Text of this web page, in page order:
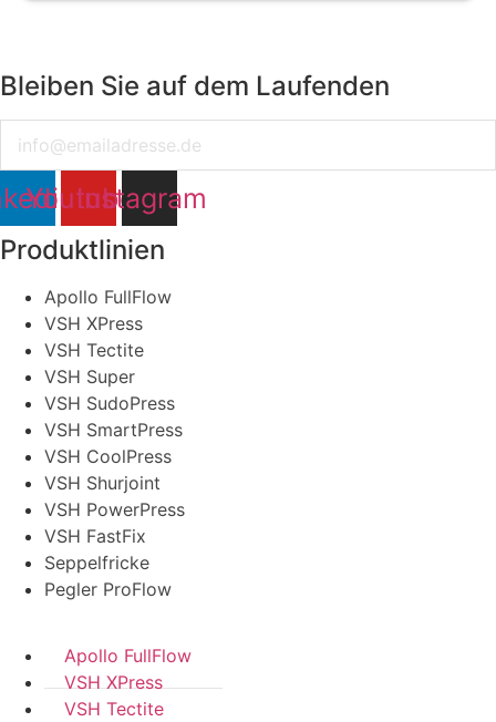
Bleiben Sie auf dem Laufenden
Youtube
Instagram
Produktlinien
Apollo FullFlow
VSH XPress
VSH Tectite
VSH Super
VSH SudoPress
VSH SmartPress
VSH CoolPress
VSH Shurjoint
VSH PowerPress
VSH FastFix
Seppelfricke
Pegler ProFlow
Apollo FullFlow
VSH XPress
VSH Tectite